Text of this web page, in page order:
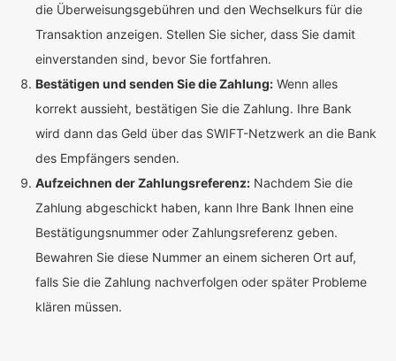
die Überweisungsgebühren und den Wechselkurs für die
Transaktion anzeigen. Stellen Sie sicher, dass Sie damit
einverstanden sind, bevor Sie fortfahren.
Bestätigen und senden Sie die Zahlung: Wenn alles
korrekt aussieht, bestätigen Sie die Zahlung. Ihre Bank
wird dann das Geld über das SWIFT-Netzwerk an die Bank
des Empfängers senden.
Aufzeichnen der Zahlungsreferenz: Nachdem Sie die
Zahlung abgeschickt haben, kann Ihre Bank Ihnen eine
Bestätigungsnummer oder Zahlungsreferenz geben.
Bewahren Sie diese Nummer an einem sicheren Ort auf,
falls Sie die Zahlung nachverfolgen oder später Probleme
klären müssen.